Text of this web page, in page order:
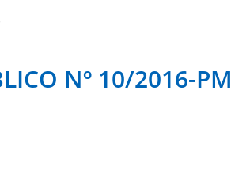
Nº 10/2016-PM